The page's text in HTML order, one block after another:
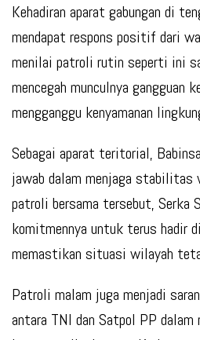
Kehadiran aparat gabungan di
mendapat respons positif dari
menilai patroli rutin seperti ini
mencegah munculnya gangguan
mengganggu kenyamanan
Sebagai aparat teritorial,
jawab dalam menjaga stabilitas
patroli bersama tersebut, Serka
komitmennya untuk terus hadir
memastikan situasi wilayah
Patroli malam juga menjadi
antara TNI dan Satpol PP dalam